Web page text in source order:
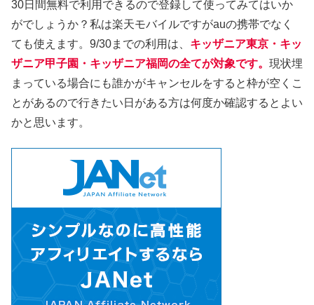
30日間無料で利用できるので登録して使ってみてはいか
がでしょうか？私は楽天モバイルですがauの携帯でなく
ても使えます。9/30までの利用は、 キッザニア東京・キッ
ザニア甲子園 ・キッザニア福岡の全てが対象です。 現状埋
まっている場合にも誰かがキャンセルをすると枠が空くこ
とがあるので行きたい日がある方は何度か確認するとよい
かと思います。